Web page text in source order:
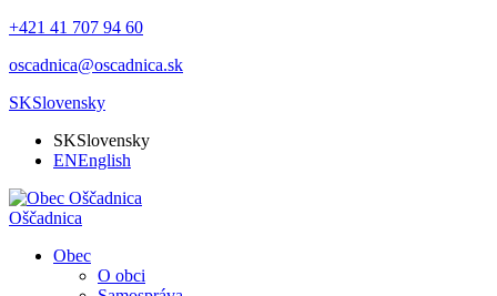
+421 41 707 94 60
oscadnica@oscadnica.sk
SKSlovensky
SKSlovensky
ENEnglish
Oščadnica
Obec
O obci